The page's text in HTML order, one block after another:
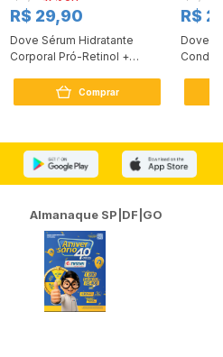
R$ 29,90
Dove Sérum Hidratante
Corporal Pró-Retinol +
Comprar
R$
Dove
Almanaque SP|DF|GO